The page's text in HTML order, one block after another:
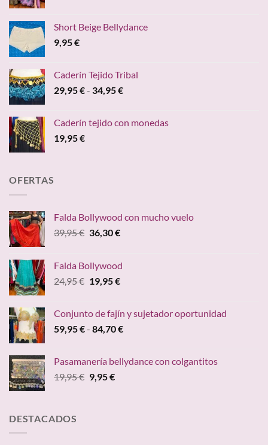
Short Beige Bellydance
9,95€
Caderín Tejido Tribal
29,95€- 34,95€Rango
desde
Caderín tejido con monedas
19,95€
OFERTAS
Falda Bollywood con mucho vuelo
39,95€ El
era:
39,95 €.
36,30€El
es:
36,30 €.
Falda Bollywood
24,95€ El
era:
24,95 €.
19,95€El
es:
19,95 €.
Conjunto de fajín y sujetador oportunidad
59,95€- 84,70€Rango
desde
Pasamanería bellydance con colgantitos
19,95€ El
9,95€El
DESTACADOS